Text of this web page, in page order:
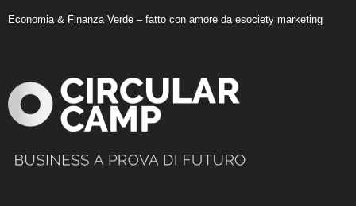
Economia & Finanza Verde – fatto con amore da esociety marketing